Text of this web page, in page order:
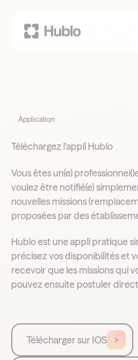
Application
Téléchargez l'appli Hublo
Vous êtes un(e)
voulez être notifié(e)
nouvelles missions
proposées par des
Hublo est une appli pratique
précisez vos disponibilités et
recevoir que les missions qui
pouvez ensuite postuler
Télécharger sur IOS